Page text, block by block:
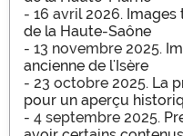
- 16 avril 2026. Images
de la Haute-Saône
- 13 novembre 2025.
ancienne de l'Isère
- 23 octobre 2025. La
pour un aperçu
- 4 septembre 2025.